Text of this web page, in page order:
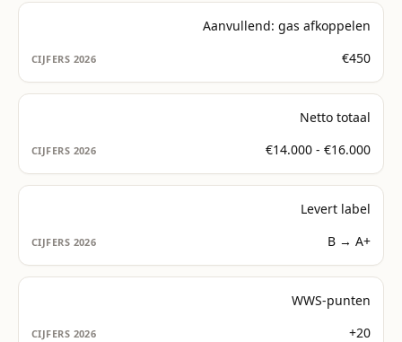
Aanvullend: gas afkoppelen
€450
Netto totaal
€14.000 - €16.000
Levert label
B → A+
WWS-punten
+20